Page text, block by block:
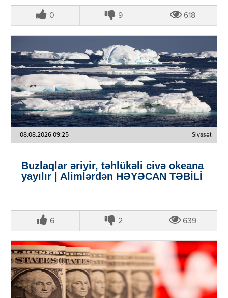
0 9 618
08.08.2026 09:25 Siyasət
Buzlaqlar əriyir, təhlükəli civə okeana
yayılır | Alimlərdən HƏYƏCAN TƏBİLİ
6 2 639